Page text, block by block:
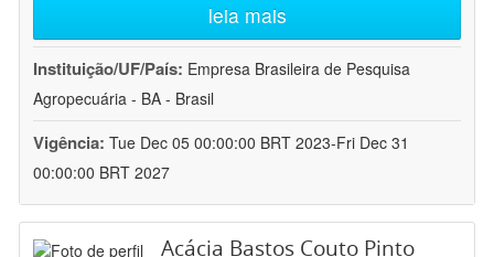
leia mais
Instituição/UF/País: Empresa Brasileira de Pesquisa
Agropecuária - BA - Brasil
Vigência: Tue Dec 05 00:00:00 BRT 2023-Fri Dec 31
00:00:00 BRT 2027
Acácia Bastos Couto Pinto